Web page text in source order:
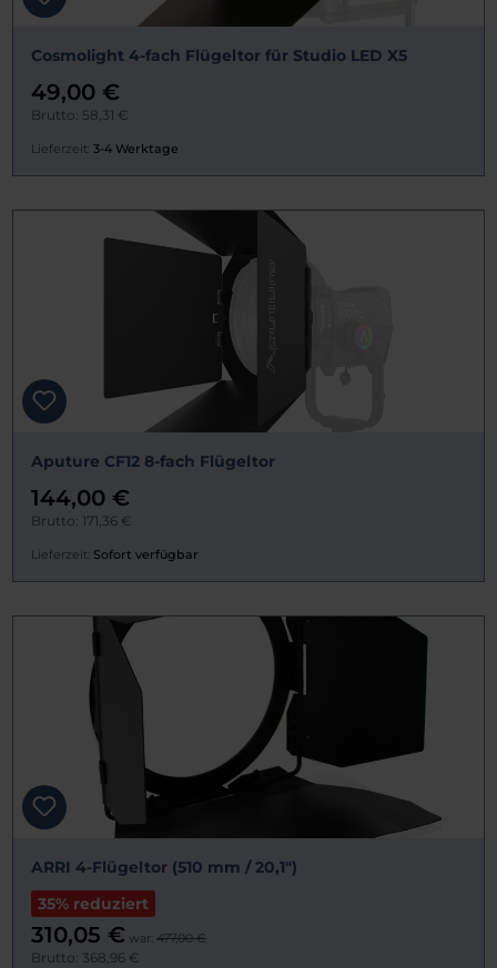
Cosmolight 4-fach Flügeltor für Studio LED X5
49,00 €
Brutto: 58,31 €
Lieferzeit: 3-4 Werktage
Aputure CF12 8-fach Flügeltor
144,00 €
Brutto: 171,36 €
Lieferzeit: Sofort verfügbar
ARRI 4-Flügeltor (510 mm / 20,1")
35% reduziert
310,05 € war: 477,00 €
Brutto: 368,96 €